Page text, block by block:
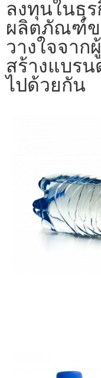
ลงทุนในธุ
ผลิตภัณฑ์ข
วางใจจาก
สร้างแบร
ไปด้วยกัน